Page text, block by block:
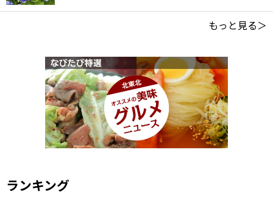
もっと見る＞
ランキング